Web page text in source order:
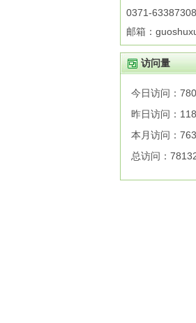
0371-
邮箱：
访问量
今日访问： 780
昨日访问：
本月访问：
总访问：